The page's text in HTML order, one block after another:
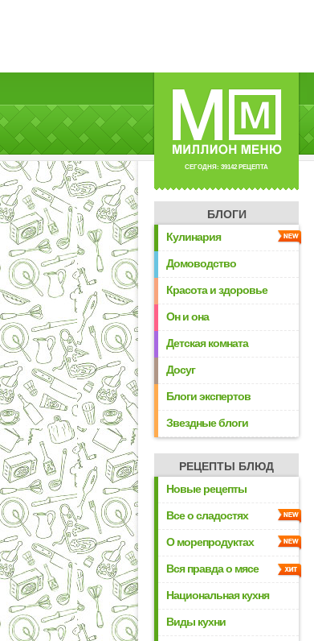
СЕГОДНЯ: 39142 РЕЦЕПТА
БЛОГИ
Кулинария
Домоводство
Красота и здоровье
Он и она
Детская комната
Досуг
Блоги экспертов
Звездные блоги
РЕЦЕПТЫ БЛЮД
Новые рецепты
Все о сладостях
О морепродуктах
Вся правда о мясе
Национальная кухня
Виды кухни